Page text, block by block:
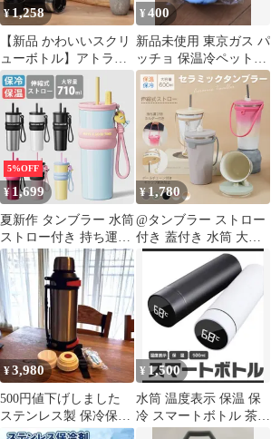
¥1,258
【新品 かわいいスクリ
ューボトル】アトラス
水筒 500ml マグボトル
軽量 氷止め付き 真空断
熱 ステンレス 保温 保
冷 / AS-501 AS-511
¥400
新品未使用 東京ガス パ
ッチョ 保温冷ペットボ
トルホルダー
5%OFF
¥1,699
夏新作 タンブラー 水筒
ストロー付き 持ち運び
こぼれない ストロー 蓋
付き 伸縮 保温 保冷
2way おしゃれ 真空 ボ
トル ステンレスボトル
取っ手 ドリンクホルダ
ー 食洗機対応 車 直飲
み ステンレス 真空断熱
マイボトル
¥1,780
@タンブラー ストロー
付き 蓋付き 水筒 大容
量 600ml 保温 保冷 真
空断熱 二重構造 セラミ
ックタンブラー コーヒ
ーボトル 持ち運び 直飲
み タンブラーセラミッ
¥3,980
500円値下げしました
ステンレス製 保冷保温
ボトル 5200ml 大容量
¥ 1,500
水筒 温度表示 保温 保
冷 スマートボトル 茶漉
し付きステンレス鋼